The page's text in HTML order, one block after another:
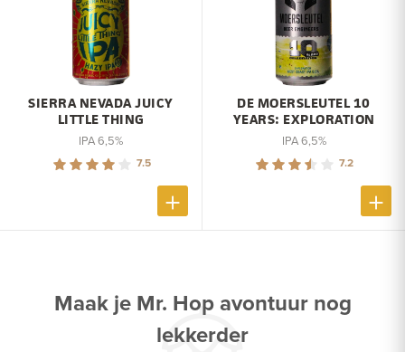
SIERRA NEVADA JUICY
LITTLE THING
IPA 6,5%
7.5
DE MOERSLEUTEL 10
YEARS: EXPLORATION
IPA 6,5%
7.2
Maak je Mr. Hop avontuur nog
lekkerder